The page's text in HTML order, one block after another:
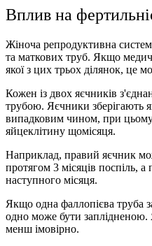
Вплив на
Жіноча репродуктивна
та маткових труб. Якщо
якої з цих трьох ділянок, це
Кожен із двох яєчників
трубою. Яєчники зберігають
випадковим чином, при
яйцеклітину щомісяця.
Наприклад, правий яєчник
протягом 3 місяців поспіль,
наступного місяця.
Якщо одна фаллопієва труба
одно може бути заплідненою.
менш імовірно.